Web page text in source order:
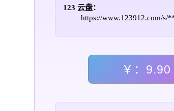
123 云盘：
https://
￥：9.90